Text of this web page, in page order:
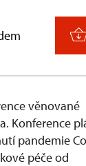
věnované
Konference
pandemie
péče od